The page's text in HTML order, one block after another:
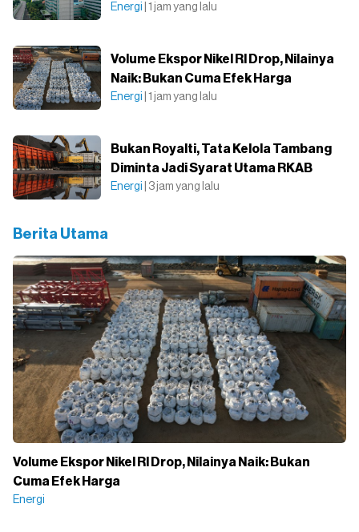
Energi | 1 jam yang lalu
Volume Ekspor Nikel RI Drop, Nilainya
Naik: Bukan Cuma Efek Harga
Energi | 1 jam yang lalu
Bukan Royalti, Tata Kelola Tambang
Diminta Jadi Syarat Utama RKAB
Energi | 3 jam yang lalu
Berita Utama
Volume Ekspor Nikel RI Drop, Nilainya Naik: Bukan
Cuma Efek Harga
Energi